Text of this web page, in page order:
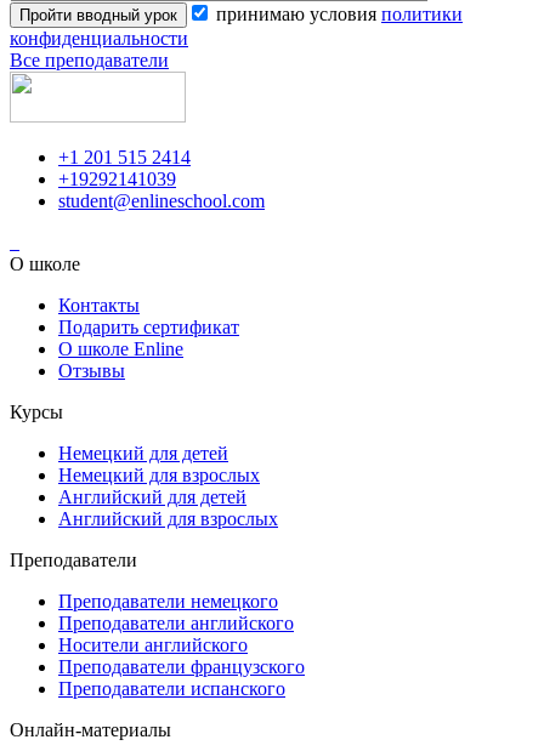
принимаю условия политики
конфиденциальности
Все преподаватели
+1 201 515 2414
+19292141039
student@enlineschool.com
О школе
Контакты
Подарить сертификат
О школе Enline
Отзывы
Курсы
Немецкий для детей
Немецкий для взрослых
Английский для детей
Английский для взрослых
Преподаватели
Преподаватели немецкого
Преподаватели английского
Носители английского
Преподаватели французского
Преподаватели испанского
Онлайн-материалы